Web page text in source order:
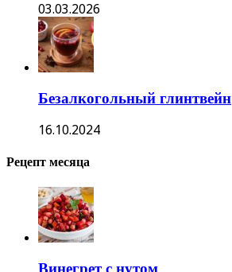
03.03.2026
Безалкогольный глинтвейн
16.10.2024
Рецепт месяца